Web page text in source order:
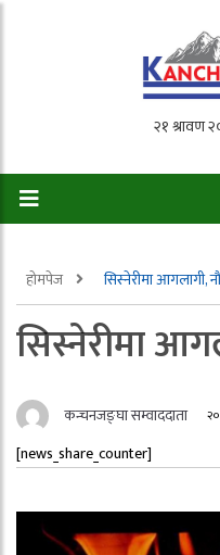
होमपेज सिस्नेरीमा आगलागी,
सिस्नेरीमा
कन्चनजङ्घा सम्वाददाता
[news_share_counter]